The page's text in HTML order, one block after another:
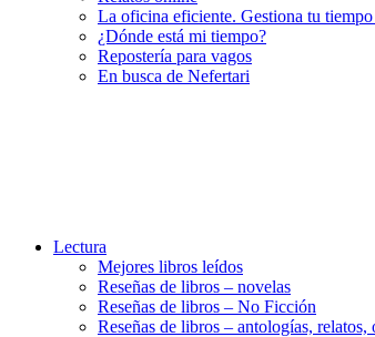
La oficina eficiente. Gestiona tu tiempo
¿Dónde está mi tiempo?
Repostería para vagos
En busca de Nefertari
Lectura
Mejores libros leídos
Reseñas de libros – novelas
Reseñas de libros – No Ficción
Reseñas de libros – antologías, relatos,